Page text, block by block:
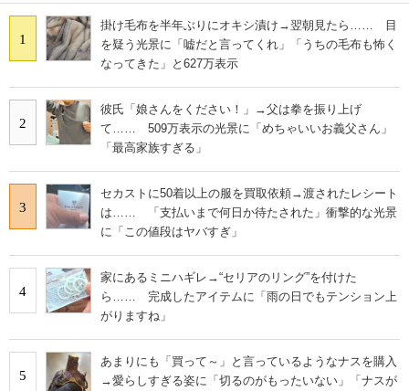
1
掛け毛布を半年ぶりにオキシ漬け→翌朝見たら…… 目
を疑う光景に「嘘だと言ってくれ」「うちの毛布も怖く
なってきた」と627万表示
2
彼氏「娘さんをください！」→父は拳を振り上げ
て…… 509万表示の光景に「めちゃいいお義父さん」
「最高家族すぎる」
3
セカストに50着以上の服を買取依頼→渡されたレシート
は…… 「支払いまで何日か待たされた」衝撃的な光景
に「この値段はヤバすぎ」
4
家にあるミニハギレ→“セリアのリング”を付けた
ら…… 完成したアイテムに「雨の日でもテンション上
がりますね」
5
あまりにも「買って～」と言っているようなナスを購入
→愛らしすぎる姿に「切るのがもったいない」「ナスが